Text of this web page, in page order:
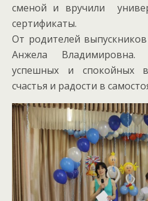
сменой и вручили
сертификаты.
От родителей
Анжела
успешных и спокойных
счастья и радости в